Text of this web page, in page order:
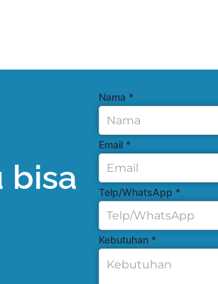
bisa
Nama *
Email *
Telp/WhatsApp *
Kebutuhan *